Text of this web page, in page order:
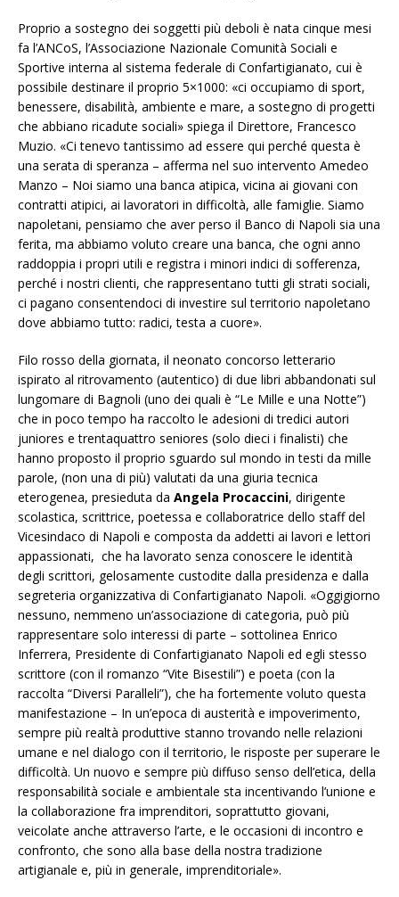
Proprio a sostegno dei soggetti più deboli è nata cinque mesi
fa l’ANCoS, l’Associazione Nazionale Comunità Sociali e
Sportive interna al sistema federale di Confartigianato, cui è
possibile destinare il proprio 5×1000: «ci occupiamo di sport,
benessere, disabilità, ambiente e mare, a sostegno di progetti
che abbiano ricadute sociali» spiega il Direttore, Francesco
Muzio. «Ci tenevo tantissimo ad essere qui perché questa è
una serata di speranza – afferma nel suo intervento Amedeo
Manzo – Noi siamo una banca atipica, vicina ai giovani con
contratti atipici, ai lavoratori in difficoltà, alle famiglie. Siamo
napoletani, pensiamo che aver perso il Banco di Napoli sia una
ferita, ma abbiamo voluto creare una banca, che ogni anno
raddoppia i propri utili e registra i minori indici di sofferenza,
perché i nostri clienti, che rappresentano tutti gli strati sociali,
ci pagano consentendoci di investire sul territorio napoletano
dove abbiamo tutto: radici, testa a cuore».
Filo rosso della giornata, il neonato concorso letterario
ispirato al ritrovamento (autentico) di due libri abbandonati sul
lungomare di Bagnoli (uno dei quali è “Le Mille e una Notte”)
che in poco tempo ha raccolto le adesioni di tredici autori
juniores e trentaquattro seniores (solo dieci i finalisti) che
hanno proposto il proprio sguardo sul mondo in testi da mille
parole, (non una di più) valutati da una giuria tecnica
eterogenea, presieduta da Angela Procaccini, dirigente
scolastica, scrittrice, poetessa e collaboratrice dello staff del
Vicesindaco di Napoli e composta da addetti ai lavori e lettori
appassionati, che ha lavorato senza conoscere le identità
degli scrittori, gelosamente custodite dalla presidenza e dalla
segreteria organizzativa di Confartigianato Napoli. «Oggigiorno
nessuno, nemmeno un’associazione di categoria, può più
rappresentare solo interessi di parte – sottolinea Enrico
Inferrera, Presidente di Confartigianato Napoli ed egli stesso
scrittore (con il romanzo “Vite Bisestili”) e poeta (con la
raccolta “Diversi Paralleli”), che ha fortemente voluto questa
manifestazione – In un’epoca di austerità e impoverimento,
sempre più realtà produttive stanno trovando nelle relazioni
umane e nel dialogo con il territorio, le risposte per superare le
difficoltà. Un nuovo e sempre più diffuso senso dell’etica, della
responsabilità sociale e ambientale sta incentivando l’unione e
la collaborazione fra imprenditori, soprattutto giovani,
veicolate anche attraverso l’arte, e le occasioni di incontro e
confronto, che sono alla base della nostra tradizione
artigianale e, più in generale, imprenditoriale».